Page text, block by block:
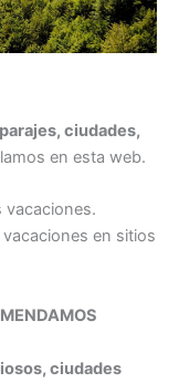
ciudades,
en esta web.
vacaciones.
en sitios
ciudades